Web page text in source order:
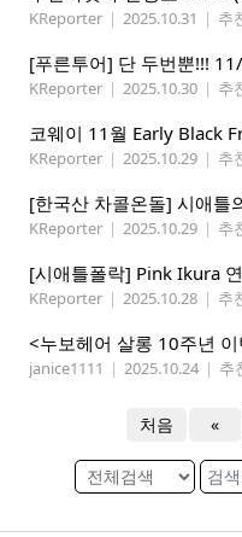
KReporter | 2025.10.31 | 추
KReporter | 2025.10.30 | 추
코웨이 11월 Early Black
KReporter | 2025.10.29 | 추
KReporter | 2025.10.29 | 추
[시애틀폴락] Pink Ikura
KReporter | 2025.10.28 | 추
<누보헤어 살롱 10주년
janice1111 | 2025.10.24 | 추
처음 «